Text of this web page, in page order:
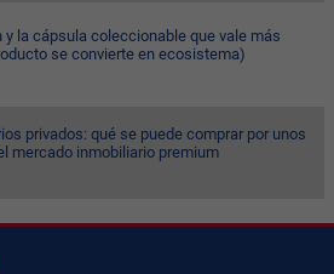
la cápsula coleccionable que vale más
se convierte en ecosistema)
privados: qué se puede comprar por unos
mercado inmobiliario premium